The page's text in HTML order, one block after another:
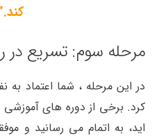
مرحله سوم: تسریع در
در این مرحله ، شما اعتماد
اید، به اتمام می رسانید و